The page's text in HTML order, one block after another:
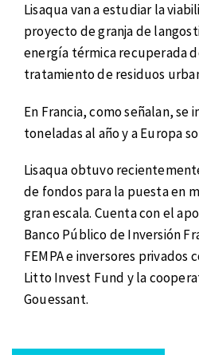
Lisaqua van a estudiar la
proyecto de granja de
energía térmica recuperada
tratamiento de residuos
En Francia, como señalan, se
toneladas al año y a Europa
Lisaqua obtuvo
de fondos para la puesta en
gran escala. Cuenta con el
Banco Público de Inversión
FEMPA e inversores privados
Litto Invest Fund y la
Gouessant.